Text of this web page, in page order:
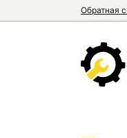
Обратная